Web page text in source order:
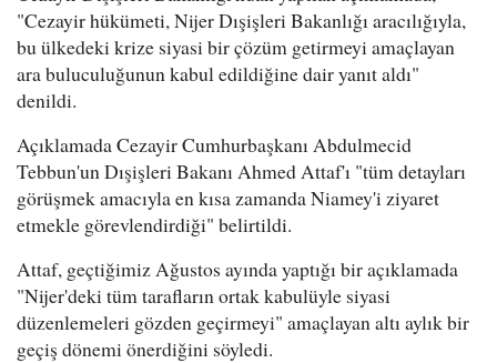
"Cezayir hükümeti, Nijer Dışişleri Bakanlığı aracılığıyla,
bu ülkedeki krize siyasi bir çözüm getirmeyi amaçlayan
ara buluculuğunun kabul edildiğine dair yanıt aldı"
denildi.
Açıklamada Cezayir Cumhurbaşkanı Abdulmecid
Tebbun'un Dışişleri Bakanı Ahmed Attaf'ı "tüm detayları
görüşmek amacıyla en kısa zamanda Niamey'i ziyaret
etmekle görevlendirdiği" belirtildi.
Attaf, geçtiğimiz Ağustos ayında yaptığı bir açıklamada
"Nijer'deki tüm tarafların ortak kabulüyle siyasi
düzenlemeleri gözden geçirmeyi" amaçlayan altı aylık bir
geçiş dönemi önerdiğini söyledi.